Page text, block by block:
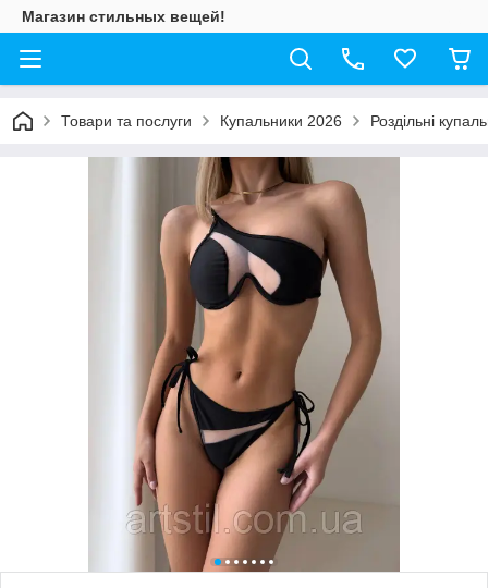
Магазин стильных вещей!
Товари та послуги Купальники 2026 Роздільні